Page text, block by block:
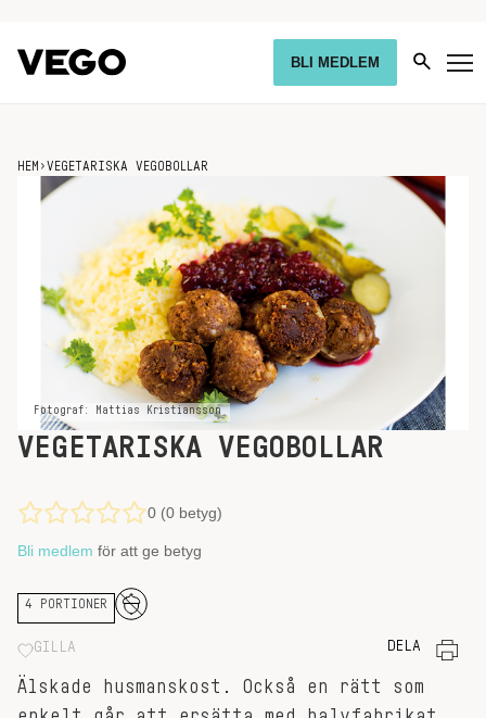
BLI MEDLEM
HEM ›VEGETARISKA VEGOBOLLAR
Fotograf: Mattias Kristiansson
VEGETARISKA VEGOBOLLAR
0 (0 betyg)
Bli medlem för att ge betyg
4 PORTIONER
GILLA DELA
Älskade husmanskost. Också en rätt som